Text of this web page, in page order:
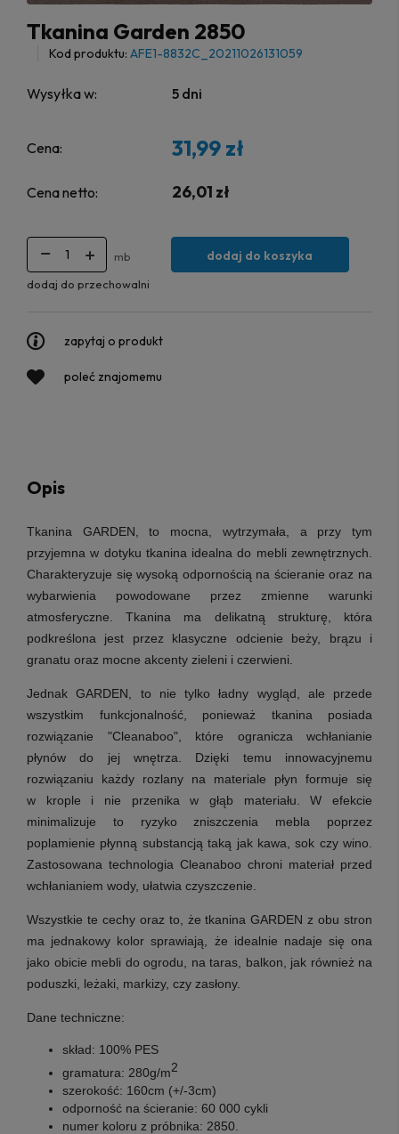
Tkanina Garden 2850
Kod produktu: AFE1-8832C_20211026131059
Wysyłka w: 5 dni
Cena: 31,99 zł
Cena netto: 26,01 zł
mb dodaj do koszyka
dodaj do przechowalni
zapytaj o produkt
poleć znajomemu
Opis
Tkanina GARDEN, to mocna, wytrzymała, a przy tym
przyjemna w dotyku tkanina idealna do mebli zewnętrznych.
Charakteryzuje się wysoką odpornością na ścieranie oraz na
wybarwienia powodowane przez zmienne warunki
atmosferyczne. Tkanina ma delikatną strukturę, która
podkreślona jest przez klasyczne odcienie beży, brązu i
granatu oraz mocne akcenty zieleni i czerwieni.
Jednak GARDEN, to nie tylko ładny wygląd, ale przede
wszystkim funkcjonalność, ponieważ tkanina posiada
rozwiązanie "Cleanaboo", które ogranicza wchłanianie
płynów do jej wnętrza. Dzięki temu innowacyjnemu
rozwiązaniu każdy rozlany na materiale płyn formuje się
w krople i nie przenika w głąb materiału. W efekcie
minimalizuje to ryzyko zniszczenia mebla poprzez
poplamienie płynną substancją taką jak kawa, sok czy wino.
Zastosowana technologia Cleanaboo chroni materiał przed
wchłanianiem wody, ułatwia czyszczenie.
Wszystkie te cechy oraz to, że tkanina GARDEN z obu stron
ma jednakowy kolor sprawiają, że idealnie nadaje się ona
jako obicie mebli do ogrodu, na taras, balkon, jak również na
poduszki, leżaki, markizy, czy zasłony.
Dane techniczne:
skład: 100% PES
gramatura: 280g/m2
szerokość: 160cm (+/-3cm)
odporność na ścieranie: 60 000 cykli
numer koloru z próbnika: 2850.